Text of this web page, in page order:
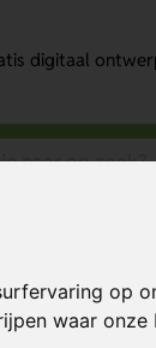
op
waar onze
digitaal